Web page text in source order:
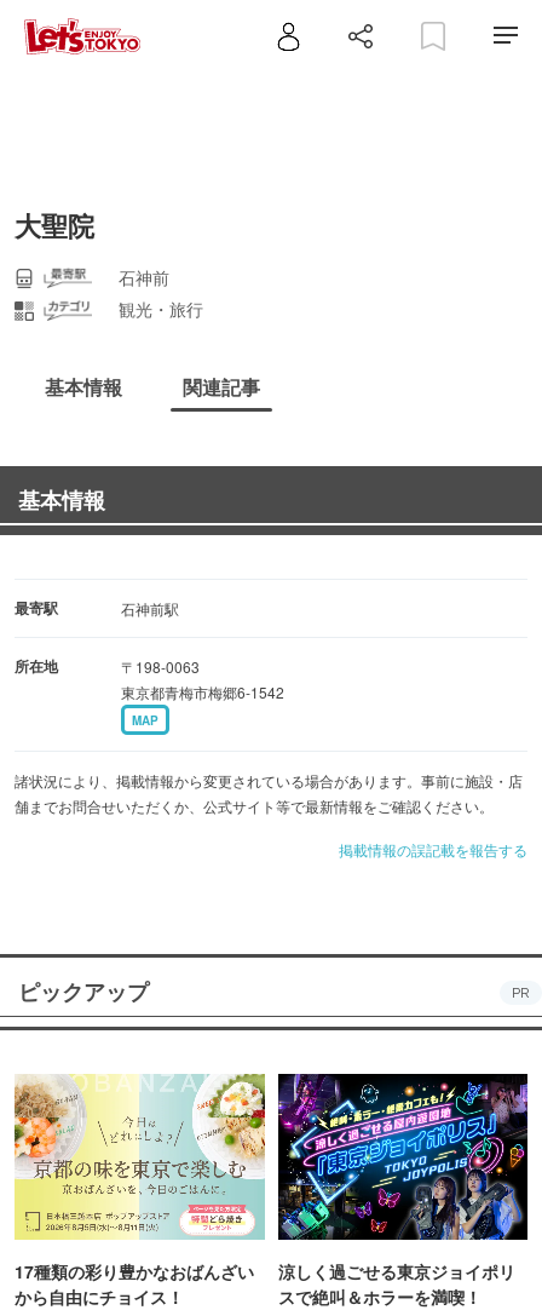
大聖院
石神前
観光・旅行
基本情報 関連記事
基本情報
最寄駅 石神前駅
所在地
〒198-0063
東京都青梅市梅郷6-1542
MAP
諸状況により、掲載情報から変更されている場合があります。事前に施設・店
舗までお問合せいただくか、公式サイト等で最新情報をご確認ください。
掲載情報の誤記載を報告する
ピックアップ PR
17種類の彩り豊かなおばんざい
から自由にチョイス！
涼しく過ごせる東京ジョイポリ
スで絶叫＆ホラーを満喫！